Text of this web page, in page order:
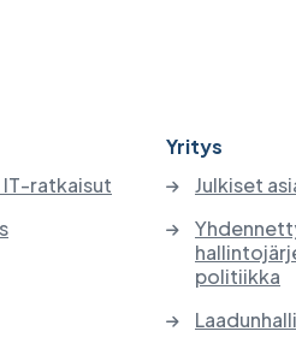
IT-ratkaisut
Yritys
Julkiset
politiikka